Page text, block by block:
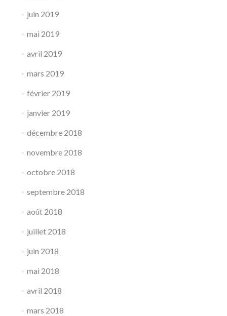
juin 2019
mai 2019
avril 2019
mars 2019
février 2019
janvier 2019
décembre 2018
novembre 2018
octobre 2018
septembre 2018
août 2018
juillet 2018
juin 2018
mai 2018
avril 2018
mars 2018